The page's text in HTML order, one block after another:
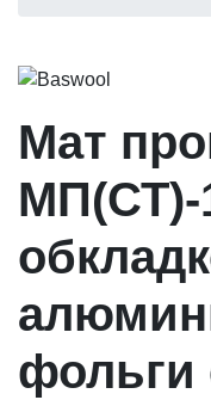
Мат
МП(СТ)-
фольги